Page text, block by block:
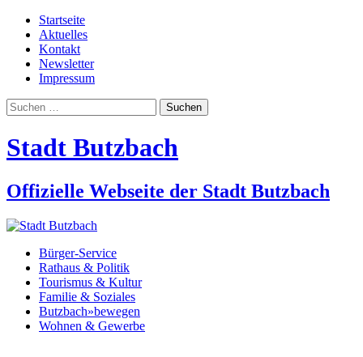
Startseite
Aktuelles
Kontakt
Newsletter
Impressum
Suchen
nach:
Stadt Butzbach
Offizielle Webseite der Stadt Butzbach
Bürger-Service
Rathaus & Politik
Tourismus & Kultur
Familie & Soziales
Butzbach»bewegen
Wohnen & Gewerbe